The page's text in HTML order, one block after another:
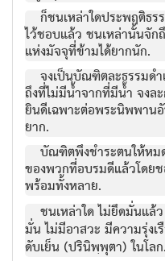
ก็ชนเหล่าใดประพฤติธ
ไว้ชอบแล้ว ชนเหล่านั้นจั
แห่งมัจจุที่ข้ามได้ยากนัก.
จงเป็นบัณฑิตละธรรมด
ถึงที่ไม่มีน้ำจากที่มีน้ำ จงล
ยินดีเฉพาะต่อพระนิพพาน
ยาก.
บัณฑิตพึงชำระตนให้หม
ของพวกที่อบรมดีแล้วโดย
พร้อมทั้งหลาย.
ชนเหล่าใด ไม่ยึดมั่นแ
มั่น ไม่มีอาสวะ มีความรุ่ง
ดับเย็น (ปรินิพฺพุตา) ในโลก.